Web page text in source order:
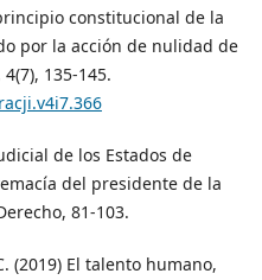
constitucional de la
por la acción de nulidad de
135-145.
de los Estados de
del presidente de la
81-103.
(2019) El talento humano,